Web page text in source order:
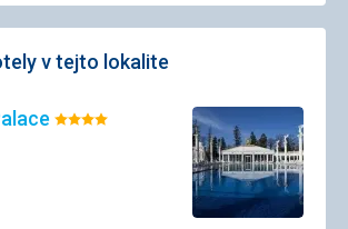
v tejto lokalite
Hodnotenie: